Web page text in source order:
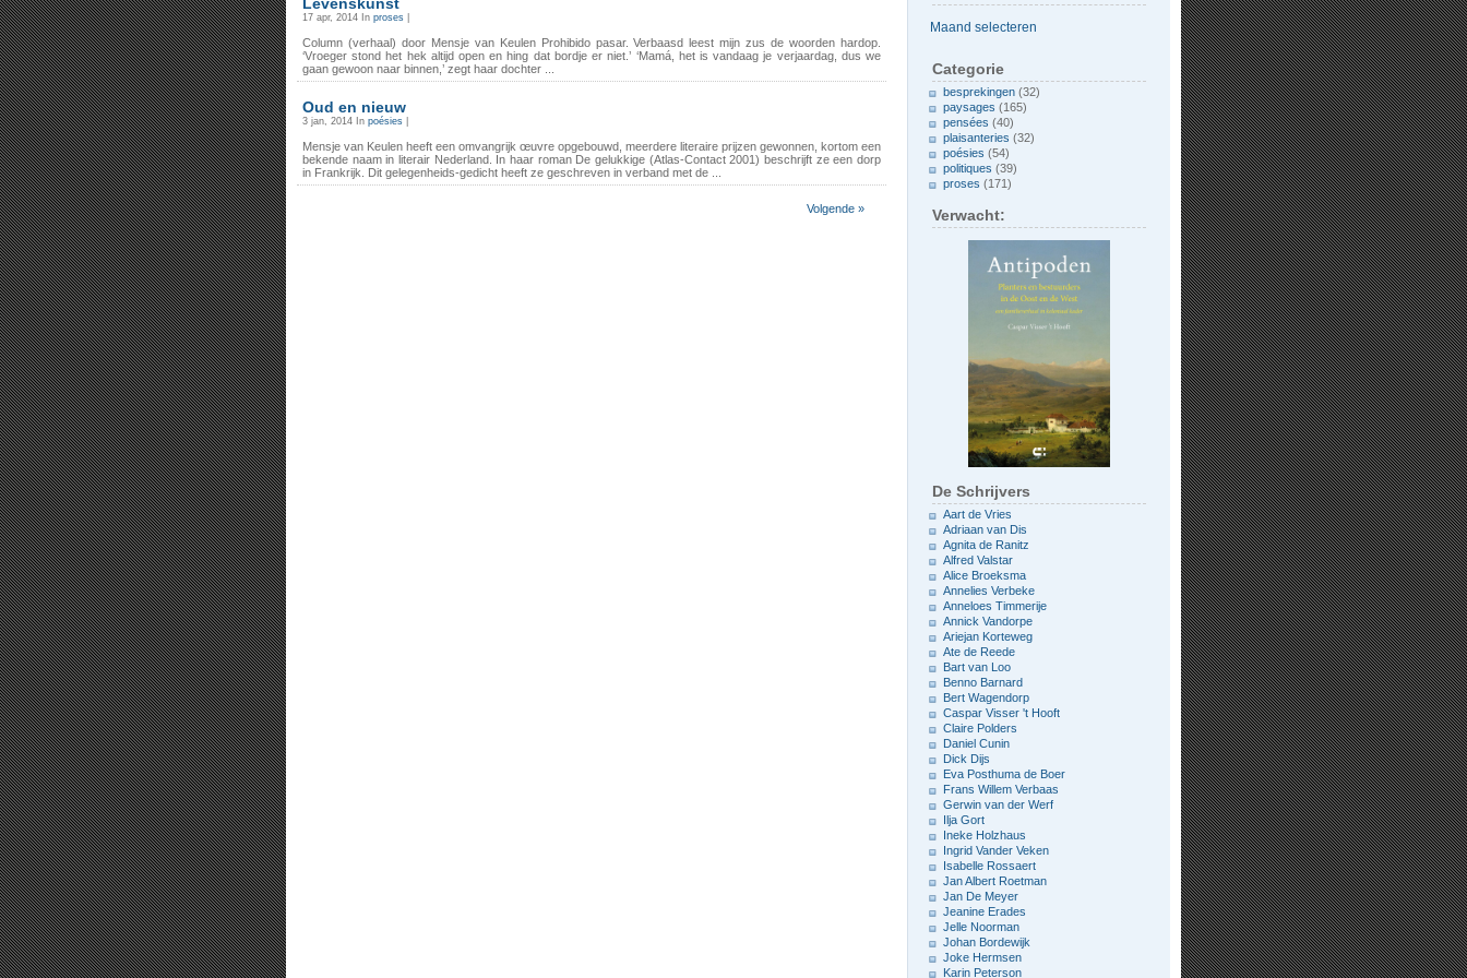
17 apr, 2014 In proses
Column (verhaal) door Mensje van Keulen Prohibido pasar. Verbaasd leest mijn zus de woorden hardop.
‘Vroeger stond het hek altijd open en hing dat bordje er niet.’ ‘Mamá, het is vandaag je verjaardag, dus we
gaan gewoon naar binnen,’ zegt haar dochter ...
Oud en nieuw
3 jan, 2014 In poésies
Mensje van Keulen heeft een omvangrijk œuvre opgebouwd, meerdere literaire prijzen gewonnen, kortom een
bekende naam in literair Nederland. In haar roman De gelukkige (Atlas-Contact 2001) beschrijft ze een dorp
in Frankrijk. Dit gelegenheids-gedicht heeft ze geschreven in verband met de ...
Volgende »
Categorie
besprekingen (32)
paysages (165)
pensées (40)
plaisanteries (32)
poésies (54)
politiques (39)
proses (171)
Verwacht:
De Schrijvers
Aart de Vries
Adriaan van Dis
Agnita de Ranitz
Alfred Valstar
Alice Broeksma
Annelies Verbeke
Anneloes Timmerije
Annick Vandorpe
Ariejan Korteweg
Ate de Reede
Bart van Loo
Benno Barnard
Bert Wagendorp
Caspar Visser 't Hooft
Claire Polders
Daniel Cunin
Dick Dijs
Eva Posthuma de Boer
Frans Willem Verbaas
Gerwin van der Werf
Ilja Gort
Ineke Holzhaus
Ingrid Vander Veken
Isabelle Rossaert
Jan Albert Roetman
Jan De Meyer
Jeanine Erades
Jelle Noorman
Johan Bordewijk
Joke Hermsen
Karin Peterson